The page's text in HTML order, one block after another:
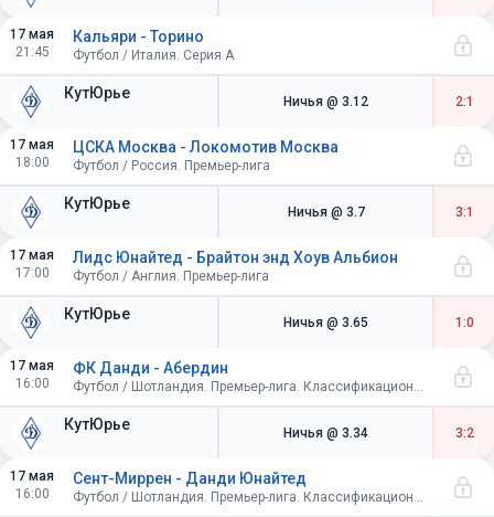
17 мая
21:45
КутЮрье
Кальяри - Торино
Футбол / Италия. Серия A
Ничья @ 3.12 2:1
17 мая
18:00
КутЮрье
ЦСКА Москва - Локомотив Москва
Футбол / Россия. Премьер-лига
Ничья @ 3.7 3:1
17 мая
17:00
КутЮрье
Лидс Юнайтед - Брайтон энд Хоув Альбион
Футбол / Англия. Премьер-лига
Ничья @ 3.65 1:0
17 мая
16:00
КутЮрье
ФК Данди - Абердин
Футбол / Шотландия. Премьер-лига. Классификационный раунд. Матчи за 7-12 места
Ничья @ 3.34 3:2
17 мая
16:00
Сент-Миррен - Данди Юнайтед
Футбол / Шотландия. Премьер-лига. Классификационный раунд. Матчи за 7-12 места